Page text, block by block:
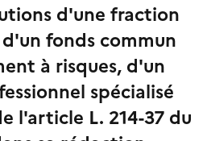
d'une fraction
fonds commun
à risques, d'un
spécialisé
l'article L. 214-37 du